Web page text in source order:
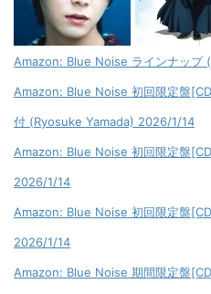
Amazon: Blue Noise ラインナップ
Amazon: Blue Noise 初回限定盤
付 (Ryosuke Yamada) 2026/1/14
Amazon: Blue Noise 初回限定盤
2026/1/14
Amazon: Blue Noise 初回限定盤
2026/1/14
Amazon: Blue Noise 期間限定盤